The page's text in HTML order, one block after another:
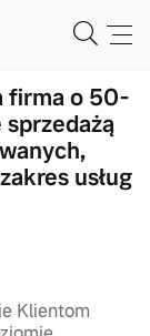
firma o 50-
usług
Klientom